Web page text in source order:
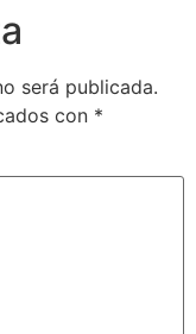
será publicada.
con *